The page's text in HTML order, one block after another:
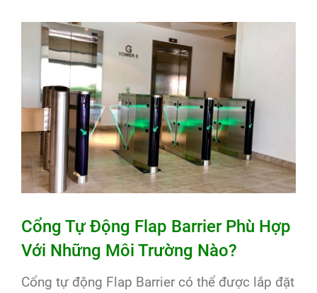
Cổng Tự Động Flap Barrier Phù Hợp
Với Những Môi Trường Nào?
Cổng tự động Flap Barrier có thể được lắp đặt